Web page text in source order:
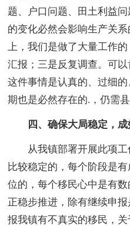
题、户口问题、田土利益
的变化必然会影响生产关
上，我们是做了大量工作
汇报；三是反复调查。可
这件事情是认真的、过细
期也是必然存在的.，仍需
四、确保大局稳定，成
从我镇部署开展此项工
比较稳定的，每个阶段是
位的，每个移民心中是有
正稳步推进，除有继续申
报我镇有不真实的移民，